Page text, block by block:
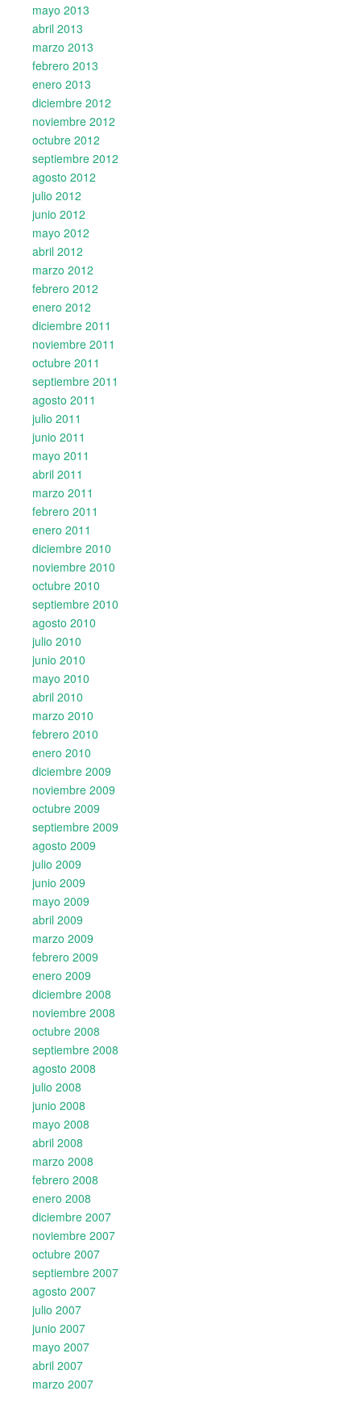
mayo 2013
abril 2013
marzo 2013
febrero 2013
enero 2013
diciembre 2012
noviembre 2012
octubre 2012
septiembre 2012
agosto 2012
julio 2012
junio 2012
mayo 2012
abril 2012
marzo 2012
febrero 2012
enero 2012
diciembre 2011
noviembre 2011
octubre 2011
septiembre 2011
agosto 2011
julio 2011
junio 2011
mayo 2011
abril 2011
marzo 2011
febrero 2011
enero 2011
diciembre 2010
noviembre 2010
octubre 2010
septiembre 2010
agosto 2010
julio 2010
junio 2010
mayo 2010
abril 2010
marzo 2010
febrero 2010
enero 2010
diciembre 2009
noviembre 2009
octubre 2009
septiembre 2009
agosto 2009
julio 2009
junio 2009
mayo 2009
abril 2009
marzo 2009
febrero 2009
enero 2009
diciembre 2008
noviembre 2008
octubre 2008
septiembre 2008
agosto 2008
julio 2008
junio 2008
mayo 2008
abril 2008
marzo 2008
febrero 2008
enero 2008
diciembre 2007
noviembre 2007
octubre 2007
septiembre 2007
agosto 2007
julio 2007
junio 2007
mayo 2007
abril 2007
marzo 2007